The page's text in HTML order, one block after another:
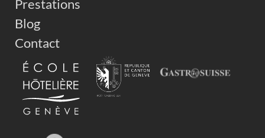
Prestations
Blog
Contact